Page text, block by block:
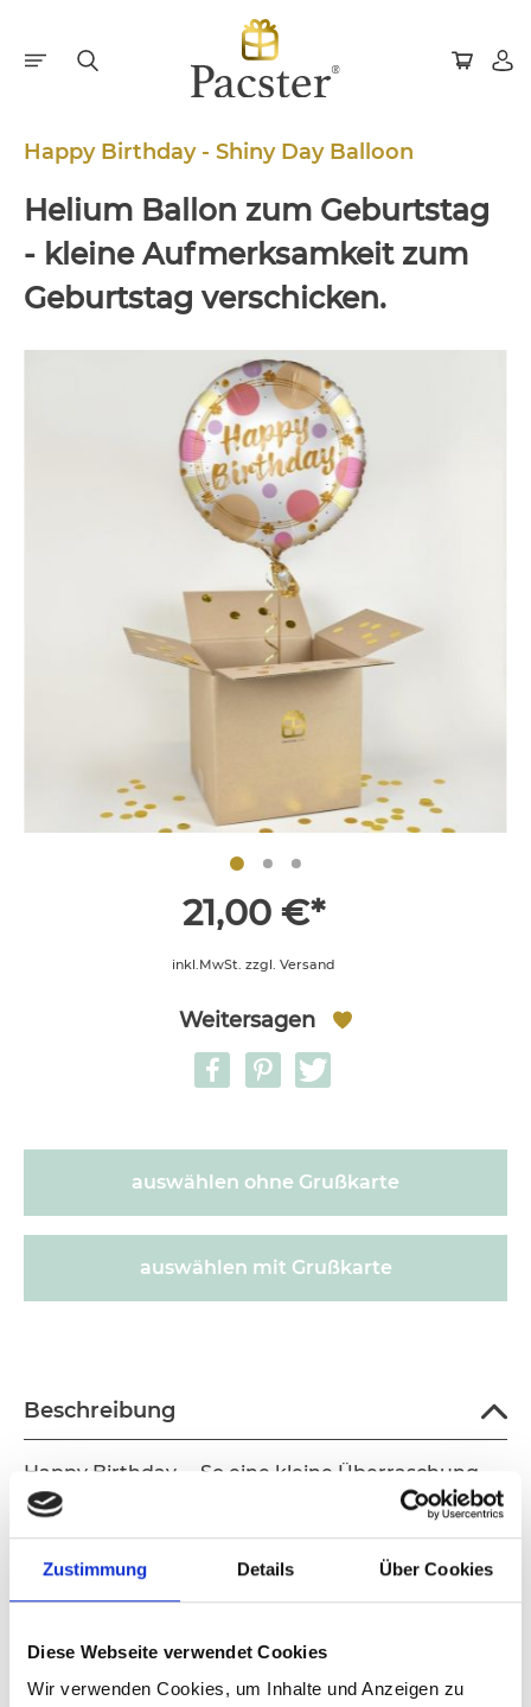
Zustimmung Details Über Cookies
Diese Webseite verwendet Cookies
Wir verwenden Cookies, um Inhalte und Anzeigen zu
Happy Birthday - Shiny Day Balloon
Helium Ballon zum Geburtstag
- kleine Aufmerksamkeit zum
Geburtstag verschicken.
Beschreibung
Happy Birthday ... So eine kleine Überraschung
bewirkt GROßES! - Es ist sooooo bezaubernd,
verlässt - vor allem, wenn man nicht damit
rechnet! Happy Birthday...
Inhalt
300x300 mm Surprise Geschenkbox
21,00 €*
inkl.MwSt. zzgl. Versand
Weitersagen
auswählen ohne Grußkarte
auswählen mit Grußkarte